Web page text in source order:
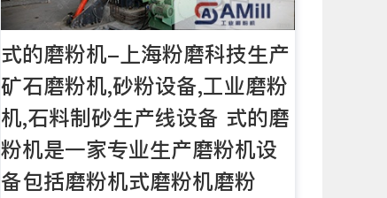
式的磨粉机-上海粉磨科技生产
矿石磨粉机,砂粉设备,工业磨粉
机,石料制砂生产线设备 式的磨
粉机是一家专业生产磨粉机设
备包括磨粉机式磨粉机磨粉